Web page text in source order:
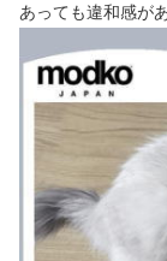
あっても違和感が